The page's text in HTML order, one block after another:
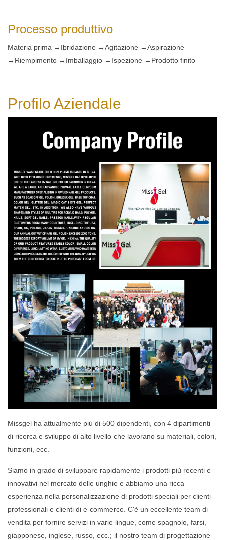
Processo produttivo
Materia prima →Ibridazione →Agitazione →Aspirazione
→Riempimento →Imballaggio →Ispezione →Prodotto finito
Profilo Aziendale
Missgel ha attualmente più di 500 dipendenti, con 4 dipartimenti
di ricerca e sviluppo di alto livello che lavorano su materiali, colori,
funzioni, ecc.
Siamo in grado di sviluppare rapidamente i prodotti più recenti e
innovativi nel mercato delle unghie e abbiamo una ricca
esperienza nella personalizzazione di prodotti speciali per clienti
professionali e clienti di e-commerce. C'è un eccellente team di
vendita per fornire servizi in varie lingue, come spagnolo, farsi,
giapponese, inglese, russo, ecc.; il nostro team di progettazione